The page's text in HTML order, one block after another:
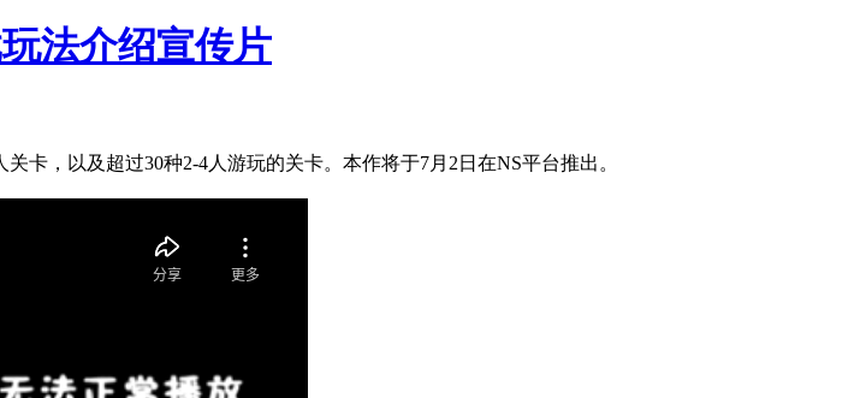
法介绍宣传片
卡，以及超过30种2-4人游玩的关卡。本作将于7月2日在NS平台推出。